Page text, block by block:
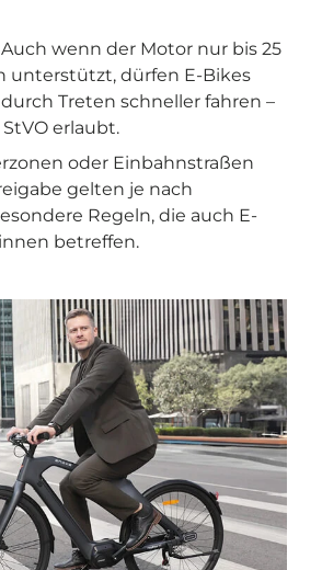
Auch wenn der Motor nur bis 25
unterstützt, dürfen E-Bikes
Treten schneller fahren –
erlaubt.
oder Einbahnstraßen
gelten je nach
Regeln, die auch E-
betreffen.